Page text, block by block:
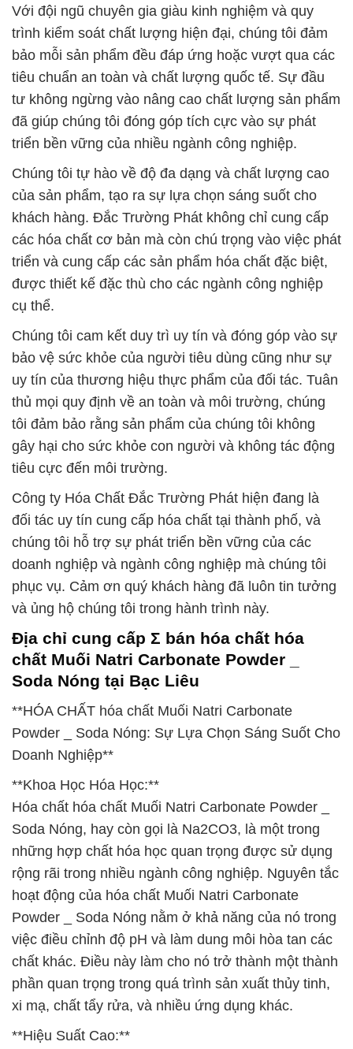
Với đội ngũ chuyên gia giàu kinh nghiệm và quy
trình kiểm soát chất lượng hiện đại, chúng tôi đảm
bảo mỗi sản phẩm đều đáp ứng hoặc vượt qua các
tiêu chuẩn an toàn và chất lượng quốc tế. Sự đầu
tư không ngừng vào nâng cao chất lượng sản phẩm
đã giúp chúng tôi đóng góp tích cực vào sự phát
triển bền vững của nhiều ngành công nghiệp.
Chúng tôi tự hào về độ đa dạng và chất lượng cao
của sản phẩm, tạo ra sự lựa chọn sáng suốt cho
khách hàng. Đắc Trường Phát không chỉ cung cấp
các hóa chất cơ bản mà còn chú trọng vào việc phát
triển và cung cấp các sản phẩm hóa chất đặc biệt,
được thiết kế đặc thù cho các ngành công nghiệp
cụ thể.
Chúng tôi cam kết duy trì uy tín và đóng góp vào sự
bảo vệ sức khỏe của người tiêu dùng cũng như sự
uy tín của thương hiệu thực phẩm của đối tác. Tuân
thủ mọi quy định về an toàn và môi trường, chúng
tôi đảm bảo rằng sản phẩm của chúng tôi không
gây hại cho sức khỏe con người và không tác động
tiêu cực đến môi trường.
Công ty Hóa Chất Đắc Trường Phát hiện đang là
đối tác uy tín cung cấp hóa chất tại thành phố, và
chúng tôi hỗ trợ sự phát triển bền vững của các
doanh nghiệp và ngành công nghiệp mà chúng tôi
phục vụ. Cảm ơn quý khách hàng đã luôn tin tưởng
và ủng hộ chúng tôi trong hành trình này.
Địa chỉ cung cấp Σ bán hóa chất hóa
chất Muối Natri Carbonate Powder _
Soda Nóng tại Bạc Liêu
**HÓA CHẤT hóa chất Muối Natri Carbonate
Powder _ Soda Nóng: Sự Lựa Chọn Sáng Suốt Cho
Doanh Nghiệp**
**Khoa Học Hóa Học:**
Hóa chất hóa chất Muối Natri Carbonate Powder _
Soda Nóng, hay còn gọi là Na2CO3, là một trong
những hợp chất hóa học quan trọng được sử dụng
rộng rãi trong nhiều ngành công nghiệp. Nguyên tắc
hoạt động của hóa chất Muối Natri Carbonate
Powder _ Soda Nóng nằm ở khả năng của nó trong
việc điều chỉnh độ pH và làm dung môi hòa tan các
chất khác. Điều này làm cho nó trở thành một thành
phần quan trọng trong quá trình sản xuất thủy tinh,
xi mạ, chất tẩy rửa, và nhiều ứng dụng khác.
**Hiệu Suất Cao:**